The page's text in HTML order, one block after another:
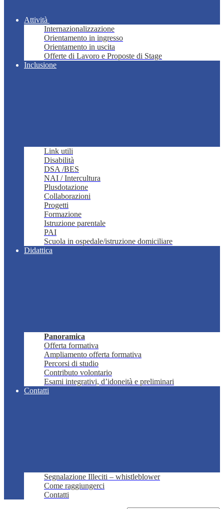
Attività
Internazionalizzazione
Orientamento in ingresso
Orientamento in uscita
Offerte di Lavoro e Proposte di Stage
Inclusione
Link utili
Disabilità
DSA /BES
NAI / Intercultura
Plusdotazione
Collaborazioni
Progetti
Formazione
Istruzione parentale
PAI
Scuola in ospedale/istruzione domiciliare
Didattica
Panoramica
Offerta formativa
Ampliamento offerta formativa
Percorsi di studio
Contributo volontario
Esami integrativi, d’idoneità e preliminari
Contatti
Segnalazione Illeciti – whistleblower
Come raggiungerci
Contatti